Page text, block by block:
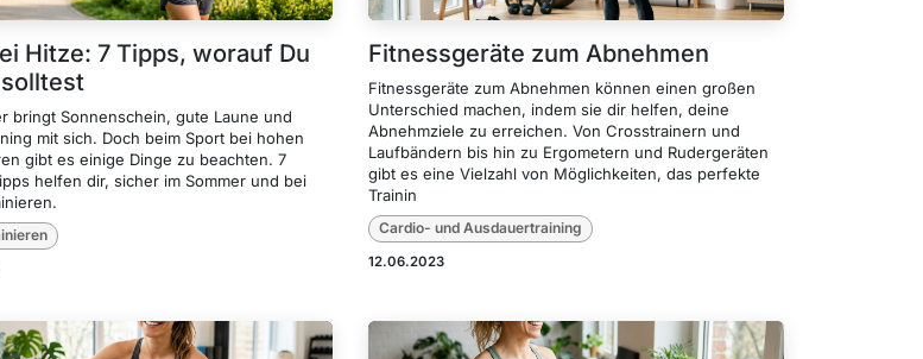
Hitze: 7 Tipps, worauf Du
bringt Sonnenschein, gute Laune und
mit sich. Doch beim Sport bei hohen
gibt es einige Dinge zu beachten. 7
helfen dir, sicher im Sommer und bei
Fitnessgeräte zum Abnehmen
Fitnessgeräte zum Abnehmen können einen großen
Unterschied machen, indem sie dir helfen, deine
Abnehmziele zu erreichen. Von Crosstrainern und
Laufbändern bis hin zu Ergometern und Rudergeräten
gibt es eine Vielzahl von Möglichkeiten, das perfekte
Trainin
Cardio- und Ausdauertraining
12.06.2023